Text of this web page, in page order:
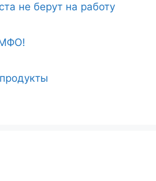
не берут на работу
МФО!